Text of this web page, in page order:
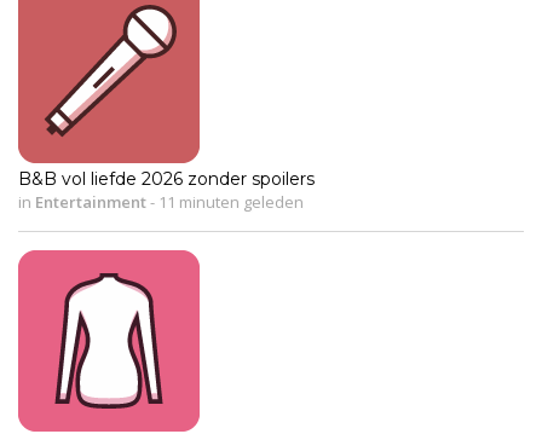
B&B vol liefde 2026 zonder spoilers
in Entertainment- 11 minuten geleden